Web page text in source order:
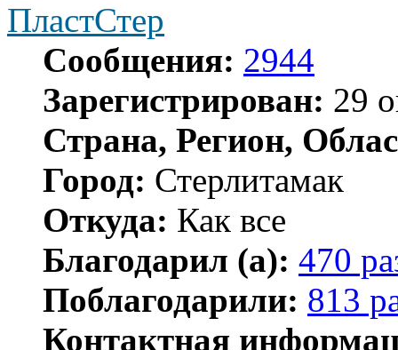
ПластСтер
Сообщения: 2944
Зарегистрирован: 29
Страна, Регион,
Город: Стерлитамак
Откуда: Как все
Благодарил (а): 470
Поблагодарили: 813
Контактная